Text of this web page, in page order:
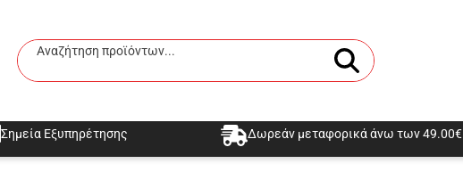
Αναζήτηση προϊόντων...
Σημεία Εξυπηρέτησης Δωρεάν μεταφορικά άνω των 49.00€
Αναζήτηση